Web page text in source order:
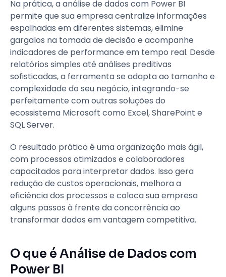
Na prática, a análise de dados com Power BI
permite que sua empresa centralize informações
espalhadas em diferentes sistemas, elimine
gargalos na tomada de decisão e acompanhe
indicadores de performance em tempo real. Desde
relatórios simples até análises preditivas
sofisticadas, a ferramenta se adapta ao tamanho e
complexidade do seu negócio, integrando-se
perfeitamente com outras soluções do
ecossistema Microsoft como Excel, SharePoint e
SQL Server.
O resultado prático é uma organização mais ágil,
com processos otimizados e colaboradores
capacitados para interpretar dados. Isso gera
redução de custos operacionais, melhora a
eficiência dos processos e coloca sua empresa
alguns passos à frente da concorrência ao
transformar dados em vantagem competitiva.
O que é Análise de Dados com
Power BI